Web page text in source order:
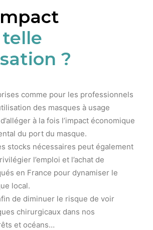
telle
?
comme pour les professionnels
des masques à usage
à la fois l’impact économique
du port du masque.
stocks nécessaires peut également
l’emploi et l’achat de
en France pour dynamiser le
local.
de diminuer le risque de voir
chirurgicaux dans nos
et océans…